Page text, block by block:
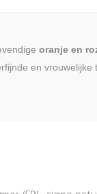
oranje en
en